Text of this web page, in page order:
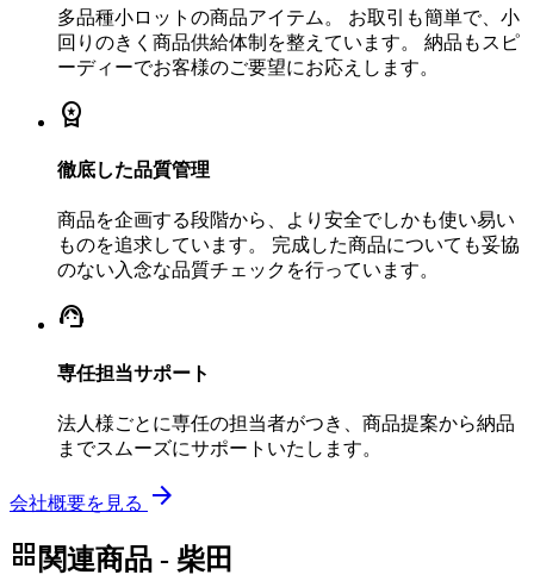
多品種小ロットの商品アイテム。 お取引も簡単で、小
回りのきく商品供給体制を整えています。 納品もスピ
ーディーでお客様のご要望にお応えします。
workspace_premium
徹底した品質管理
商品を企画する段階から、より安全でしかも使い易い
ものを追求しています。 完成した商品についても妥協
のない入念な品質チェックを行っています。
support_agent
専任担当サポート
法人様ごとに専任の担当者がつき、商品提案から納品
までスムーズにサポートいたします。
会社概要を見る arrow_forward
grid_view 関連商品 - 柴田